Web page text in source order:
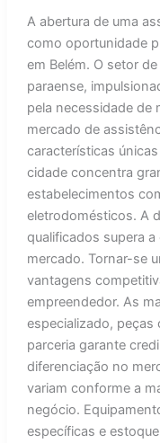
A abertura de uma
como oportunidade
em Belém. O setor
paraense,
pela necessidade de
mercado de
características
cidade concentra
estabelecimentos
eletrodomésticos. A
qualificados supera
mercado. Tornar-se
vantagens
empreendedor. As
especializado, peças
parceria garante
diferenciação no
variam conforme a
negócio.
específicas e